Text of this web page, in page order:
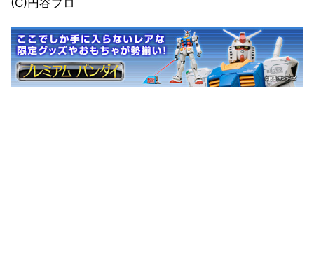
(C)円谷プロ